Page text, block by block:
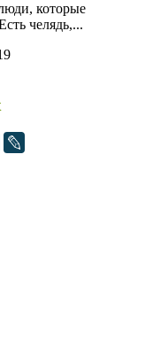
которые
челядь,...